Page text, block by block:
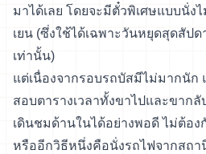
มาได้เลย โดยจะมีตั๋วพิเศษแบบนั่ง
เยน (ซึ่งใช้ได้เฉพาะวันหยุดสุดสัป
เท่านั้น)
แต่เนื่องจากรอบรถบัสมีไม่มากนัก
สอบตารางเวลาทั้งขาไปและขากลั
เดินชมด้านในได้อย่างพอดี ไม่ต้อง
หรืออีกวิธีหนึ่งคือนั่งรถไฟจากสถา